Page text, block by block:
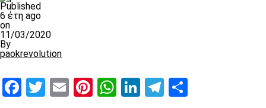
Published
6 έτη ago
on
11/03/2020
By
paokrevolution
Facebook
Twitter
EmailPinterest
WhatsApp
LinkedIn
Telegram